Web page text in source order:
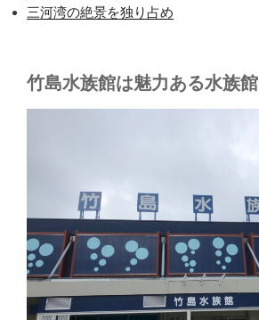
三河湾の絶景を独り占め
竹島水族館は魅力ある水族館